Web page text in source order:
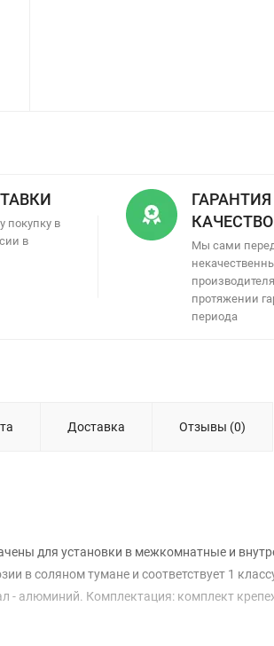
покупку в
в
КАЧЕСТВО
Мы сами
протяжении
периода
Доставка Отзывы (0)
для установки в межкомнатные и
в соляном тумане и соответствует 1
- алюминий. Комплектация: комплект